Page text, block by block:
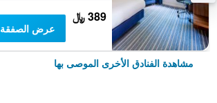
389 ﷼
عرض الصفقة
مشاهدة الفنادق الأخرى الموصى بها